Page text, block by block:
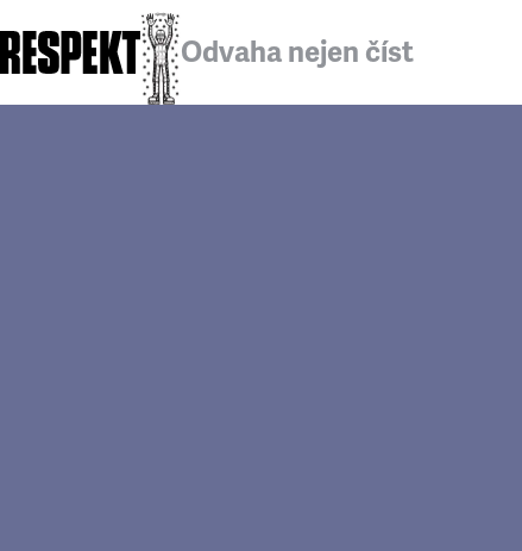
Odvaha nejen číst